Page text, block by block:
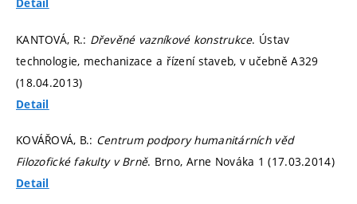
Detail
KANTOVÁ, R.: Dřevěné vazníkové konstrukce. Ústav
technologie, mechanizace a řízení staveb, v učebně A329
(18.04.2013)
Detail
KOVÁŘOVÁ, B.: Centrum podpory humanitárních věd
Filozofické fakulty v Brně. Brno, Arne Nováka 1 (17.03.2014)
Detail